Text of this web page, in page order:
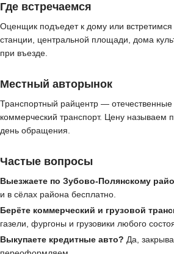
Где встречаемся
Оценщик подъедет к дому или
станции, центральной площади, дома
при въезде.
Местный авторынок
Транспортный райцентр —
коммерческий транспорт. Цену называем
день обращения.
Частые вопросы
Выезжаете по Зубово-Полянскому
и в сёлах района бесплатно.
Берёте коммерческий и грузовой
газели, фургоны и грузовики любого
Выкупаете кредитные авто? Да,